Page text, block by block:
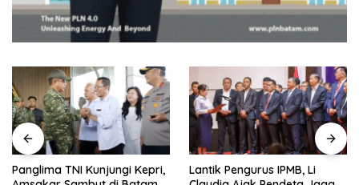
Panglima TNI Kunjungi Kepri,
Lantik Pengurus IPMB, Li